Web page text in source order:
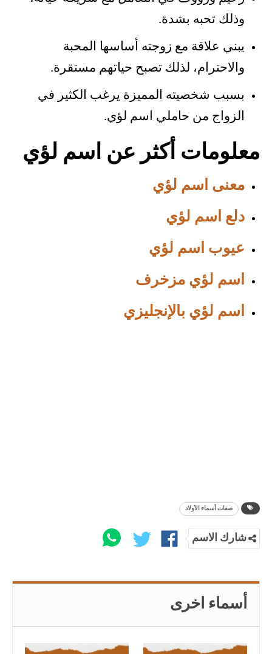
وذلك تحبه بشدة.
يبني علاقة مع زوجته أساسها المحبة
والاحترام، لذلك تصبح حياتهم مستقرة.
بسبب شخصيته المميزة يرغب الكثير في
الزواج من حاملي اسم لؤي.
معلومات أكثر عن اسم لؤي
معنى اسم لؤي
دلع اسم لؤي
عيوب اسم لؤي
اسم لؤي مزخرف
اسم لؤي بالإنجليزي
صفات أسماء الأولاد
شارك الاسم
أسماء اخرى